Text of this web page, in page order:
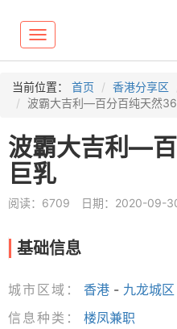
Toggle
navigation
当前位置： 首页 香港分享区
波霸大吉利—百分百纯天然
波霸大吉利—
巨乳
阅读：6709 日期：2020-09-
基础信息
城市区域： 香港 - 九龙城区
信息种类：
楼凤兼职